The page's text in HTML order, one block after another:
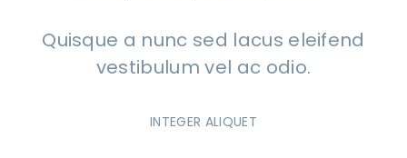
Quisque a nunc sed lacus eleifend
vestibulum vel ac odio.
INTEGER ALIQUET